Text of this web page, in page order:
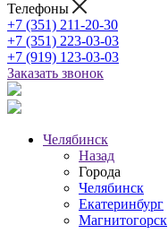
Телефоны
+7 (351) 211-20-30
+7 (351) 223-03-03
+7 (919) 123-03-03
Заказать звонок
Челябинск
Назад
Города
Челябинск
Екатеринбург
Магнитогорск